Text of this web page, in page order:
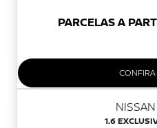
PARCELAS A
1.6